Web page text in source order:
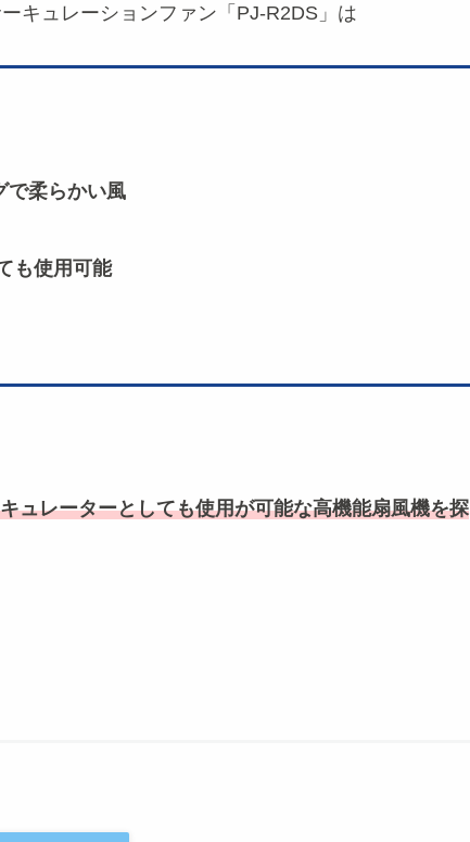
キュレーションファン「PJ-R2DS」は
で柔らかい風
も使用可能
ュレーターとしても使用が可能な高機能扇風機を探